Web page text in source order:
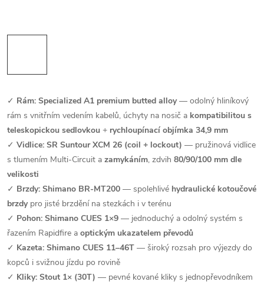
✓ Rám: Specialized A1 premium butted alloy— odolný hliníkový
rám s vnitřním vedením kabelů, úchyty na nosič a kompatibilitou s
teleskopickou sedlovkou + rychloupínací objímka 34,9 mm
✓ Vidlice: SR Suntour XCM 26 (coil + lockout) — pružinová vidlice
s tlumením Multi-Circuit a zamykáním, zdvih 80/90/100 mm dle
velikosti
✓ Brzdy: Shimano BR-MT200 — spolehlivé hydraulické kotoučové
brzdypro jisté brzdění na stezkách i v terénu
✓ Pohon: Shimano CUES 1×9 — jednoduchý a odolný systém s
řazením Rapidfire a optickým ukazatelem převodů
✓ Kazeta: Shimano CUES 11–46T — široký rozsah pro výjezdy do
kopců i svižnou jízdu po rovině
✓ Kliky: Stout 1× (30T) — pevné kované kliky s jednopřevodníkem